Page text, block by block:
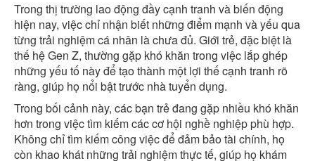
Trong thị trường lao động đầy cạnh tranh và biến động
hiện nay, việc chỉ nhận biết những điểm mạnh và yếu qua
từng trải nghiệm cá nhân là chưa đủ. Giới trẻ, đặc biệt là
thế hệ Gen Z, thường gặp khó khăn trong việc lắp ghép
những yếu tố này để tạo thành một lợi thế cạnh tranh rõ
ràng, giúp họ nổi bật trước nhà tuyển dụng.
Trong bối cảnh này, các bạn trẻ đang gặp nhiều khó khăn
hơn trong việc tìm kiếm các cơ hội nghề nghiệp phù hợp.
Không chỉ tìm kiếm công việc để đảm bảo tài chính, họ
còn khao khát những trải nghiệm thực tế, giúp họ khám